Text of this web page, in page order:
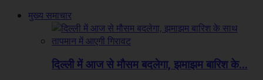
मुख्य समाचार
दिल्ली में आज से मौसम बदलेगा, झमाझम बारिश के...